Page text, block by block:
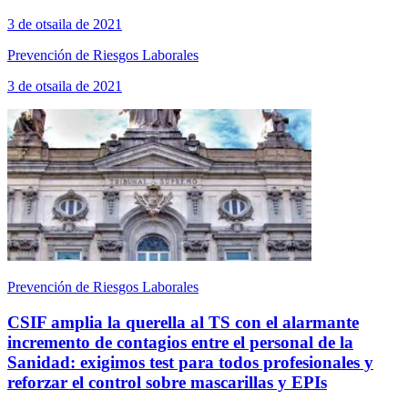
3 de otsaila de 2021
Prevención de Riesgos Laborales
3 de otsaila de 2021
Prevención de Riesgos Laborales
CSIF amplia la querella al TS con el alarmante
incremento de contagios entre el personal de la
Sanidad: exigimos test para todos profesionales y
reforzar el control sobre mascarillas y EPIs